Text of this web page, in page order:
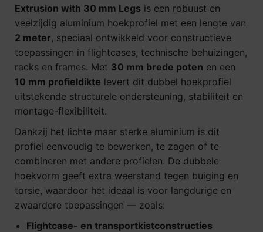
Extrusion with 30 mm Legs is een robuust en
veelzijdig aluminium hoekprofiel met een lengte van
2 meter, speciaal ontwikkeld voor constructieve
toepassingen in flightcases, technische behuizingen,
racks en frames. Met 30 mm brede poten en een
10 mm profieldikte levert dit dubbel hoekprofiel
uitstekende structurele ondersteuning, stabiliteit en
montage-flexibiliteit.
Dankzij het lichte maar sterke aluminium is dit
profiel eenvoudig te bewerken, te zagen of te
combineren met andere profielen. De dubbele
hoekvorm geeft extra weerstand tegen buiging en
torsie, waardoor het ideaal is voor langdurige en
zwaardere toepassingen — zoals:
Flightcase- en transportkistconstructies